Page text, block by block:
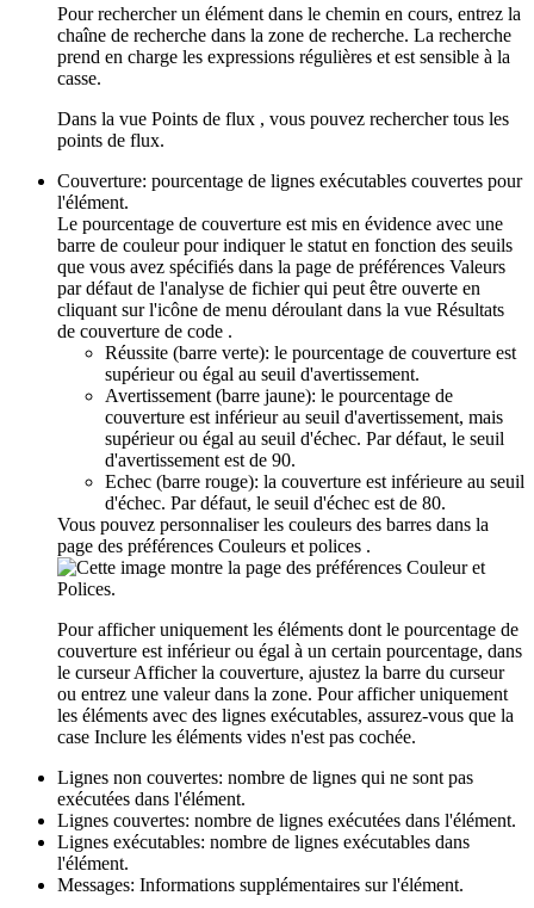
Pour rechercher un élément dans le chemin en cours, entrez la
chaîne de recherche dans la zone de recherche. La recherche
prend en charge les expressions régulières et est sensible à la
casse.
Dans la vue Points de flux , vous pouvez rechercher tous les
points de flux.
Couverture: pourcentage de lignes exécutables couvertes pour
l'élément.
Le pourcentage de couverture est mis en évidence avec une
barre de couleur pour indiquer le statut en fonction des seuils
que vous avez spécifiés dans la page de préférences Valeurs
par défaut de l'analyse de fichierqui peut être ouverte en
cliquant sur l'icône de menu déroulant dans la vue Résultats
de couverture de code .
Réussite (barre verte): le pourcentage de couverture est
supérieur ou égal au seuil d'avertissement.
Avertissement (barre jaune): le pourcentage de
couverture est inférieur au seuil d'avertissement, mais
supérieur ou égal au seuil d'échec. Par défaut, le seuil
d'avertissement est de 90.
Echec (barre rouge): la couverture est inférieure au seuil
d'échec. Par défaut, le seuil d'échec est de 80.
Vous pouvez personnaliser les couleurs des barres dans la
page des préférences Couleurs et polices .
Pour afficher uniquement les éléments dont le pourcentage de
couverture est inférieur ou égal à un certain pourcentage, dans
le curseurAfficher la couverture, ajustez la barre du curseur
ou entrez une valeur dans la zone. Pour afficher uniquement
les éléments avec des lignes exécutables, assurez-vous que la
case Inclure les éléments vides n'est pas cochée.
Lignes non couvertes: nombre de lignes qui ne sont pas
exécutées dans l'élément.
Lignes couvertes: nombre de lignes exécutées dans l'élément.
Lignes exécutables: nombre de lignes exécutables dans
l'élément.
Messages: Informations supplémentaires sur l'élément.